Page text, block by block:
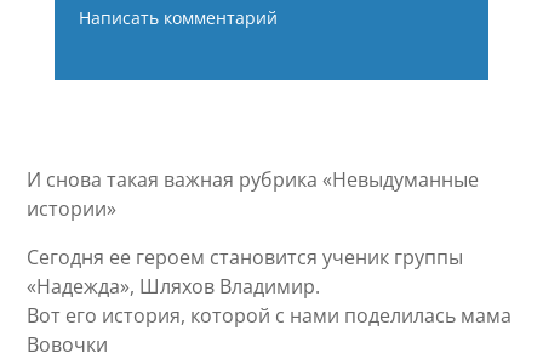
Написать комментарий
И снова такая важная рубрика «Невыдуманные
истории»
Сегодня ее героем становится ученик группы
«Надежда», Шляхов Владимир.
Вот его история, которой с нами поделилась мама
Вовочки